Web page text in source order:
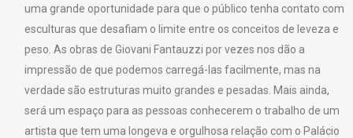
uma grande oportunidade para que o público tenha contato com
esculturas que desafiam o limite entre os conceitos de leveza e
peso. As obras de Giovani Fantauzzi por vezes nos dão a
impressão de que podemos carregá-las facilmente, mas na
verdade são estruturas muito grandes e pesadas. Mais ainda,
será um espaço para as pessoas conhecerem o trabalho de um
artista que tem uma longeva e orgulhosa relação com o Palácio